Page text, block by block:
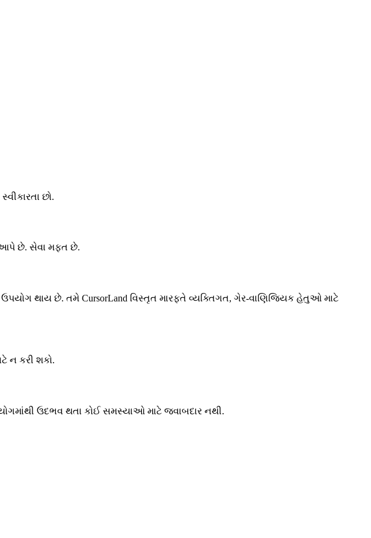
છો.
આપે છે. સેવા મફત છે.
થાય છે. તમે CursorLand વિસ્તૃત મારફતે વ્યક્તિગત, ગેર-વાણિજ્યિક હેતુઓ માટે
ન કરી શકો.
ઉદભવ થતા કોઈ સમસ્યાઓ માટે જવાબદાર નથી.